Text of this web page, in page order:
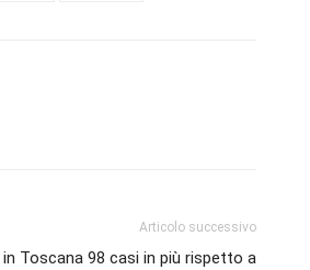
Articolo successivo
Toscana 98 casi in più rispetto a